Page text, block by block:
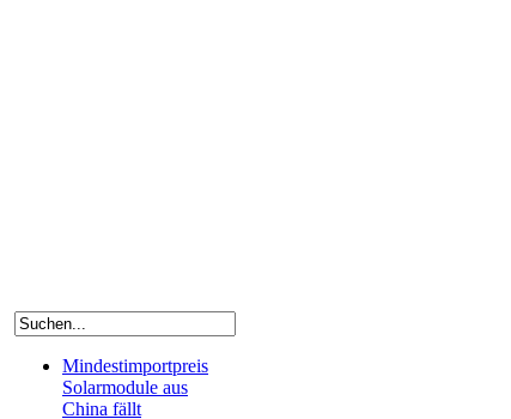
Mindestimportpreis
Solarmodule aus
China fällt